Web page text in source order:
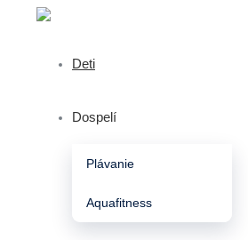
Deti
Dospelí
Plávanie
Aquafitness